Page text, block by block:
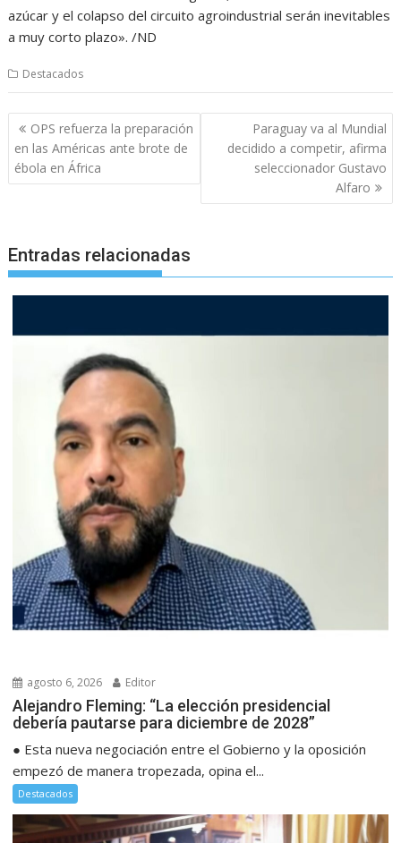
azúcar y el colapso del circuito agroindustrial serán inevitables
a muy corto plazo». /ND
Destacados
Navegación
de
entradas
OPS refuerza la preparación
en las Américas ante brote de
ébola en África
Paraguay va al Mundial
decidido a competir, afirma
seleccionador Gustavo
Alfaro
Entradas relacionadas
agosto 6, 2026 Editor
Alejandro Fleming: “La elección presidencial
debería pautarse para diciembre de 2028”
● Esta nueva negociación entre el Gobierno y la oposición
empezó de manera tropezada, opina el...
Destacados